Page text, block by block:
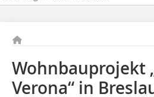
Wohnbauprojekt
Verona“ in